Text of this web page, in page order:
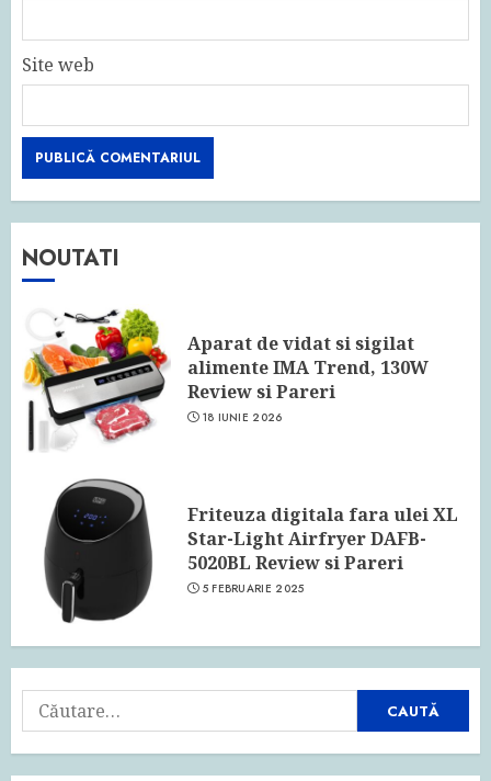
Site web
NOUTATI
Aparat de vidat si sigilat
alimente IMA Trend, 130W
Review si Pareri
18 IUNIE 2026
Friteuza digitala fara ulei XL
Star-Light Airfryer DAFB-
5020BL Review si Pareri
5 FEBRUARIE 2025
Caută
după: